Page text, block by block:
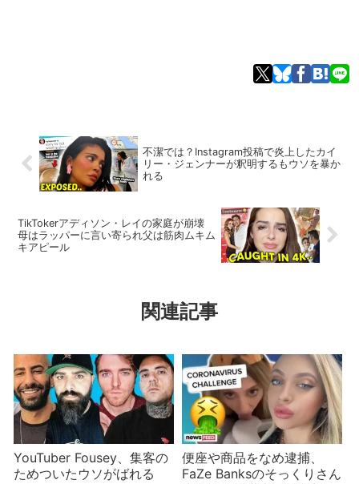
不潔では？Instagram投稿で炎上したカイ
リー・ジェンナーが釈明するもウソを暴か
れる
TikTokerアディソン・レイの家庭が崩壊
母はラッパーに言い寄られ父は筋肉ムキム
キアピール
関連記事
YouTuber Fousey、集客の
ためついたウソがばれる
便座や商品をなめ逮捕、
FaZe Banksのそっくりさん